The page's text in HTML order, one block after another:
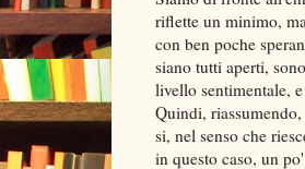
riflette un minimo,
con ben poche
siano tutti aperti,
livello sentimentale,
Quindi,
si, nel senso che
in questo caso, un